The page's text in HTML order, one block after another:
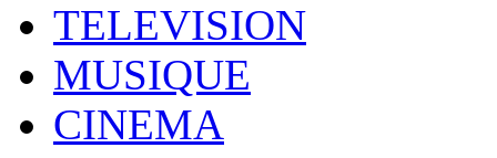
TELEVISION
MUSIQUE
CINEMA